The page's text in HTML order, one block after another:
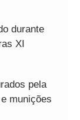
durante
XI
pela
munições